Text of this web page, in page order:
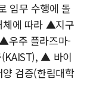
임무 수행에 돌
체에 따라 ▲지구
우주 플라즈마-
(KAIST), ▲ 바이
검증(한림대학